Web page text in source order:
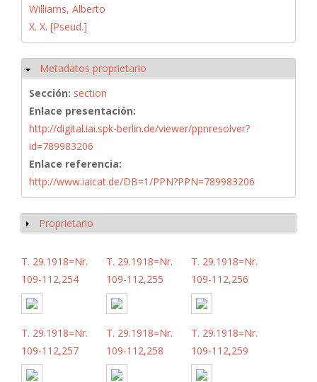
Williams, Alberto
X. X. [Pseud.]
Ocultar
Metadatos proprietario
Sección: section
Enlace presentación:
http://digital.iai.spk-berlin.de/viewer/ppnresolver?
id=789983206
Enlace referencia:
http://www.iaicat.de/DB=1/PPN?PPN=789983206
Mostrar
Proprietario
T. 29.1918=Nr.
109-112,254
T. 29.1918=Nr.
109-112,255
T. 29.1918=Nr.
109-112,256
T. 29.1918=Nr.
109-112,257
T. 29.1918=Nr.
109-112,258
T. 29.1918=Nr.
109-112,259